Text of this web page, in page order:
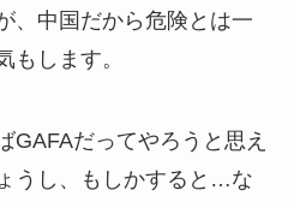
、中国だから危険とは一
もします。
GAFAだってやろうと思え
うし、もしかすると…な